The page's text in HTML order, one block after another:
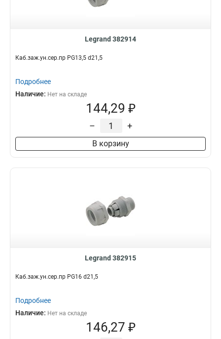
Legrand 382914
Каб.заж.ун.сер.пр PG13,5 d21,5
Подробнее
Наличие: Нет на складе
144,29 ₽
– +
В корзину
Legrand 382915
Каб.заж.ун.сер.пр PG16 d21,5
Подробнее
Наличие: Нет на складе
146,27 ₽